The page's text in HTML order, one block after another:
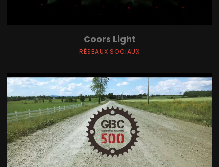
Coors Light
RÉSEAUX SOCIAUX